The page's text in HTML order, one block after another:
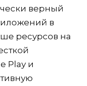
верный
в
ресурсов на
Play и